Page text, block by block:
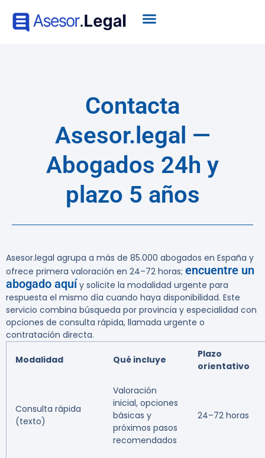
Contacta
Asesor.legal —
Abogados 24h y
plazo 5 años
Asesor.legal agrupa a más de 85.000 abogados en España y
ofrece primera valoración en 24–72 horas; encuentre un
abogado aquí y solicite la modalidad urgente para
respuesta el mismo día cuando haya disponibilidad. Este
servicio combina búsqueda por provincia y especialidad con
opciones de consulta rápida, llamada urgente o
contratación directa.
Modalidad Qué incluye
Plazo
orientativo
Consulta rápida
(texto)
Valoración
inicial, opciones
básicas y
próximos pasos
recomendados
24–72 horas